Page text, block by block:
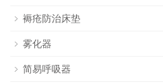
褥疮防治床垫
雾化器
简易呼吸器